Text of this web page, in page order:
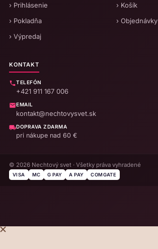
› Prihlásenie
› Košík
› Pokladňa
› Objednávky
› Výpredaj
KONTAKT
TELEFÓN
+421 911 167 006
EMAIL
kontakt@nechtovysvet.sk
DOPRAVA ZDARMA
pri nákupe nad 60 €
© 2026 Nechtový svet · Všetky práva vyhradené
VISA MC G PAY A PAY COMGATE